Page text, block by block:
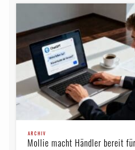
ARCHIV
Mollie macht Händler bereit